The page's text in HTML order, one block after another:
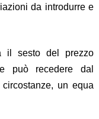
da introdurre e
il sesto del prezzo
può recedere dal
un equa